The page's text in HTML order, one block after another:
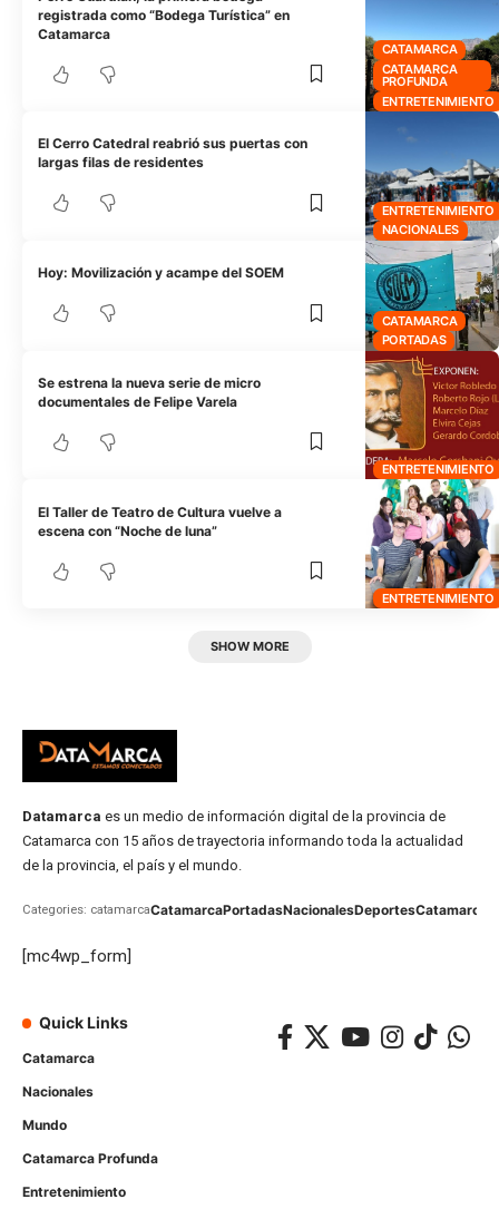
CATAMARCA
CATAMARCA
PROFUNDA
ENTRETENIMIENTO
registrada como “Bodega Turística” en
Catamarca
ENTRETENIMIENTO
NACIONALES
El Cerro Catedral reabrió sus puertas con
largas filas de residentes
CATAMARCA
PORTADAS
Hoy: Movilización y acampe del SOEM
ENTRETENIMIENTO
Se estrena la nueva serie de micro
documentales de Felipe Varela
ENTRETENIMIENTO
El Taller de Teatro de Cultura vuelve a
escena con “Noche de luna”
SHOW MORE
Datamarca es un medio de información digital de la provincia de
Catamarca con 15 años de trayectoria informando toda la actualidad
de la provincia, el país y el mundo.
Categories: catamarcaCatamarcaPortadasNacionalesDeportesCatamarca
[mc4wp_form]
Quick Links
Catamarca
Nacionales
Mundo
Catamarca Profunda
Entretenimiento